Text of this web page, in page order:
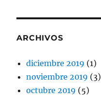
ARCHIVOS
diciembre 2019 (1)
noviembre 2019 (3)
octubre 2019 (5)